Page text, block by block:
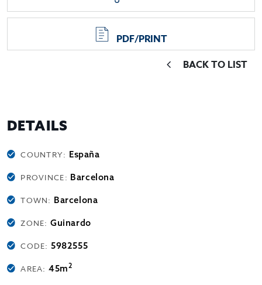
PDF/PRINT
BACK TO LIST
DETAILS
COUNTRY: España
PROVINCE: Barcelona
TOWN: Barcelona
ZONE:Guinardo
CODE:5982555
AREA:45m2